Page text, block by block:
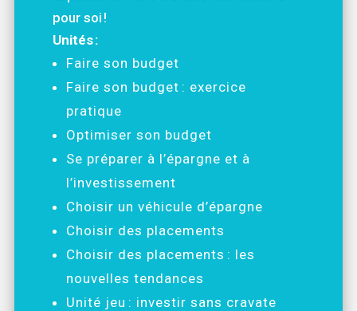
pour soi !
Unités :
Faire son budget
Faire son budget : exercice
pratique
Optimiser son budget
Se préparer à l’épargne et à
l’investissement
Choisir un véhicule d’épargne
Choisir des placements
Choisir des placements : les
nouvelles tendances
Unité jeu : investir sans cravate